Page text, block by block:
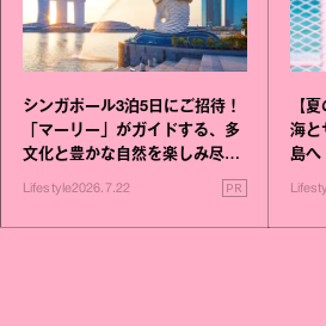
シンガポール3泊5日にご招待！
「マーリー」がガイドする、多
文化と豊かな自然を楽しみ尽く
Lifestyle2026.7.22 PR
【
海と
島へ